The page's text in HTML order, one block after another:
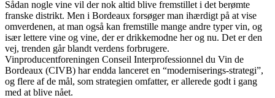
Sådan nogle vine vil der nok altid blive fremstillet i det berømte
franske distrikt. Men i Bordeaux forsøger man ihærdigt på at vise
omverdenen, at man også kan fremstille mange andre typer vin, og
især lettere vine og vine, der er drikkemodne her og nu. Det er den
vej, trenden går blandt verdens forbrugere.
Vinproducentforeningen Conseil Interprofessionnel du Vin de
Bordeaux (CIVB) har endda lanceret en “moderniserings-strategi”,
og flere af de mål, som strategien omfatter, er allerede godt i gang
med at blive nået.